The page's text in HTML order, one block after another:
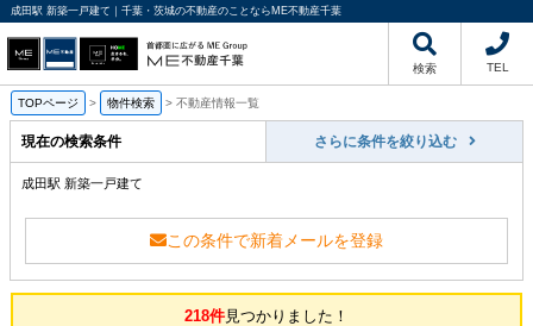
成田駅 新築一戸建て｜千葉・茨城の不動産のことならME不動産千葉
検索 TEL
TOPページ > 物件検索 > 不動産情報一覧
現在の検索条件 さらに条件を絞り込む
成田駅 新築一戸建て
この条件で新着メールを登録
218件見つかりました！